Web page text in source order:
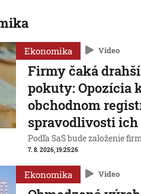
Ekonomika Video
Firmy čaká
pokuty: Opozícia
obchodnom
spravodlivosti ich
Podľa SaS bude založenie
7. 8. 2026, 19:25:26
Ekonomika Video